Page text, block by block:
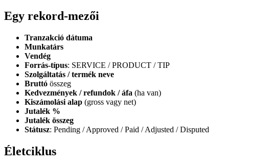
Egy rekord-mezői
Tranzakció dátuma
Munkatárs
Vendég
Forrás-típus: SERVICE / PRODUCT / TIP
Szolgáltatás / termék neve
Bruttó összeg
Kedvezmények / refundok / áfa (ha van)
Kiszámolási alap (gross vagy net)
Jutalék %
Jutalék összeg
Státusz: Pending / Approved / Paid / Adjusted / Disputed
Életciklus